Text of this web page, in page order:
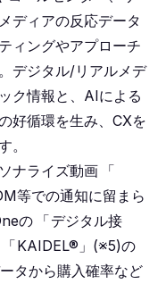
ディアの反応データ
ィングやアプローチ
デジタル/リアルメデ
ク情報と、AIによる
好循環を生み、CXを
。
ナライズ動画 「
等での通知に留まら
の 「デジタル接
「KAIDEL®」(※5)の
タから購入確率など